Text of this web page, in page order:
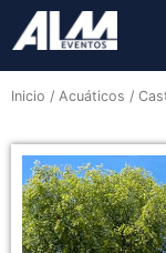
Inicio / Acuáticos /